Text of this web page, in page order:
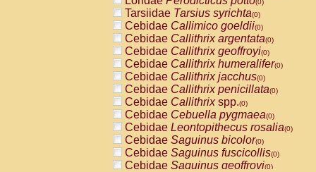
PitheciidaeCallicebus donacophilus
PitheciidaeCallicebus moloch
PitheciidaeCallicebus torquatus
PitheciidaeCallicebusspp.(0)
PitheciidaeChiropotes satanas(0)
PitheciidaePithecia monachus
PitheciidaePithecia pithecia(0)
CercopithecidaeCercocebus agilis
CercopithecidaeCercocebus
CercopithecidaeCercocebus
CercopithecidaeCercocebus
CercopithecidaeCercocebus
CercopithecidaeCercocebushybrid
(0)
Tarsiidae Tarsius syrichta(0)
Cebidae Callimico goeldii(0)
Cebidae Callithrix argentata(0)
Cebidae Callithrix geoffroyi(0)
Cebidae Callithrix humeralifer(0)
Cebidae Callithrix jacchus(0)
Cebidae Callithrix penicillata(0)
Cebidae Callithrixspp.(0)
Cebidae Cebuella pygmaea(0)
Cebidae Leontopithecus rosalia(0)
Cebidae Saguinus bicolor(0)
Cebidae Saguinus fuscicollis(0)
Cebidae Saguinus geoffroyi(0)